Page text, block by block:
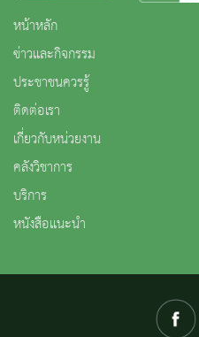
หน้าหลัก
ข่าวและกิจกรรม
ประชาชนควรรู้
ติดต่อเรา
เกี่ยวกับหน่วยงาน
คลังวิชาการ
บริการ
หนังสือแนะนำ